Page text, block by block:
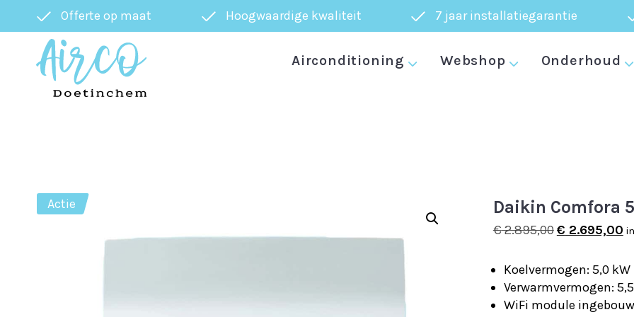
Offerte op maat Hoogwaardige kwaliteit 7 jaar installatiegarantie
Airconditioning Webshop Onderhoud
Actie Daikin Comfora
€2.895,00
was:
€ 2.895,00.
€ 2.695,00
is:
€
Koelvermogen: 5,0 kW
Verwarmvermogen:
WiFi module